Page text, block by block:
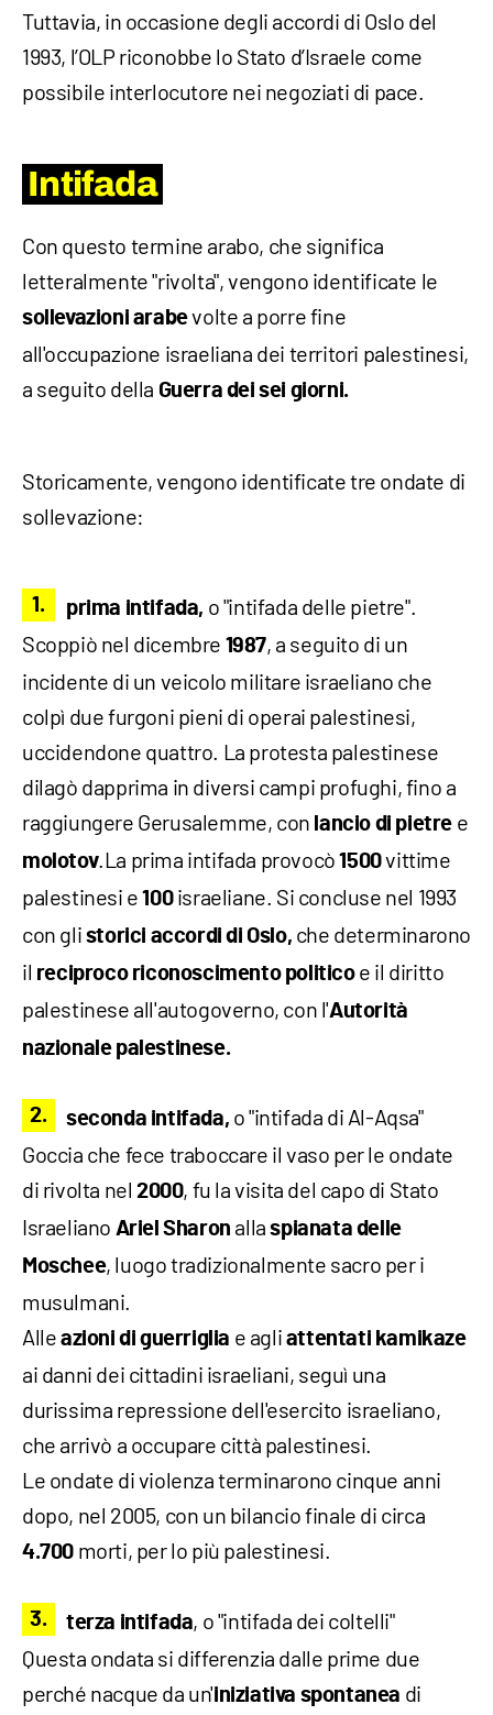
Tuttavia, in occasione degli accordi di Oslo del
1993, l’OLP riconobbe lo Stato d’Israele come
possibile interlocutore nei negoziati di pace.
Intifada
Con questo termine arabo, che significa
letteralmente "rivolta", vengono identificate le
sollevazioni arabevolte a porre fine
all'occupazione israeliana dei territori palestinesi,
a seguito della Guerra dei sei giorni.
Storicamente, vengono identificate tre ondate di
sollevazione:
prima intifada, o "intifada delle pietre".
Scoppiò nel dicembre 1987, a seguito di un
incidente di un veicolo militare israeliano che
colpì due furgoni pieni di operai palestinesi,
uccidendone quattro. La protesta palestinese
dilagò dapprima in diversi campi profughi, fino a
raggiungere Gerusalemme, con lancio di pietre e
molotov.La prima intifada provocò1500vittime
palestinesi e 100israeliane. Si concluse nel 1993
con gli storici accordi di Oslo, che determinarono
il reciproco riconoscimento politicoe il diritto
palestinese all'autogoverno, con l'Autorità
nazionale palestinese.
seconda intifada, o "intifada di Al-Aqsa"
Goccia che fece traboccare il vaso per le ondate
di rivolta nel 2000, fu la visita del capo di Stato
Israeliano Ariel Sharon allaspianata delle
Moschee, luogo tradizionalmente sacro per i
musulmani.
Alle azioni di guerriglia e agli attentati kamikaze
ai danni dei cittadini israeliani, seguì una
durissima repressione dell'esercito israeliano,
che arrivò a occupare città palestinesi.
Le ondate di violenza terminarono cinque anni
dopo, nel 2005, con un bilancio finale di circa
4.700 morti, per lo più palestinesi.
terza intifada, o "intifada dei coltelli"
Questa ondata si differenzia dalle prime due
perché nacque da un'iniziativa spontanea di